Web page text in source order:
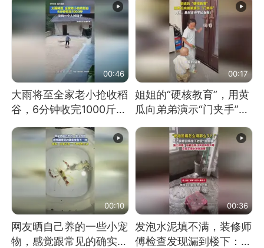
到又舞又武的？
00:46
大雨将至全家老小抢收稻
谷，6分钟收完1000斤，
没有一个人掉链子
00:17
姐姐的“硬核教育”，用黄
瓜向弟弟演示“门夹手”，
网友：果然言传不如身
教！
00:10
网友晒自己养的一些小宠
物，感觉跟常见的确实有
00:36
发泡水泥填不满，装修师
傅检查发现漏到楼下：出